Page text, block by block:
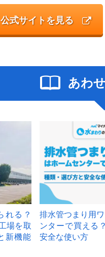
公式サイトを見る
あわ
れる？
場を取
新機能
排水管つまり用
ンターで買える
安全な使い方